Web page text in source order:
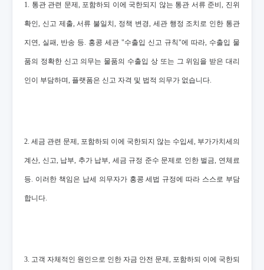
1. 통관 관련 문제, 포함하되 이에 국한되지 않는 통관 서류 준비, 진위
확인, 신고 제출, 서류 불일치, 정책 변경, 세관 행정 조치로 인한 통관
지연, 실패, 반송 등. 홍콩 세관 "수출입 신고 규칙"에 따라, 수출입 물
품의 정확한 신고 의무는 물품의 수출입 상 또는 그 위임을 받은 대리
인이 부담하며, 플랫폼은 신고 자격 및 법적 의무가 없습니다.
2. 세금 관련 문제, 포함하되 이에 국한되지 않는 수입세, 부가가치세의
계산, 신고, 납부, 추가 납부, 세금 규정 준수 문제로 인한 벌금, 연체료
등. 이러한 책임은 납세 의무자가 홍콩 세법 규정에 따라 스스로 부담
합니다.
3. 고객 자체적인 원인으로 인한 자금 안전 문제, 포함하되 이에 국한되